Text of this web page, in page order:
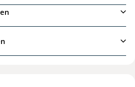
Informationen über das